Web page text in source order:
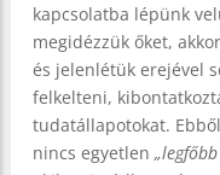
kapcsolatba lépünk
megidézzük őket,
és jelenlétük erejével
felkelteni,
tudatállapotokat.
nincs egyetlen